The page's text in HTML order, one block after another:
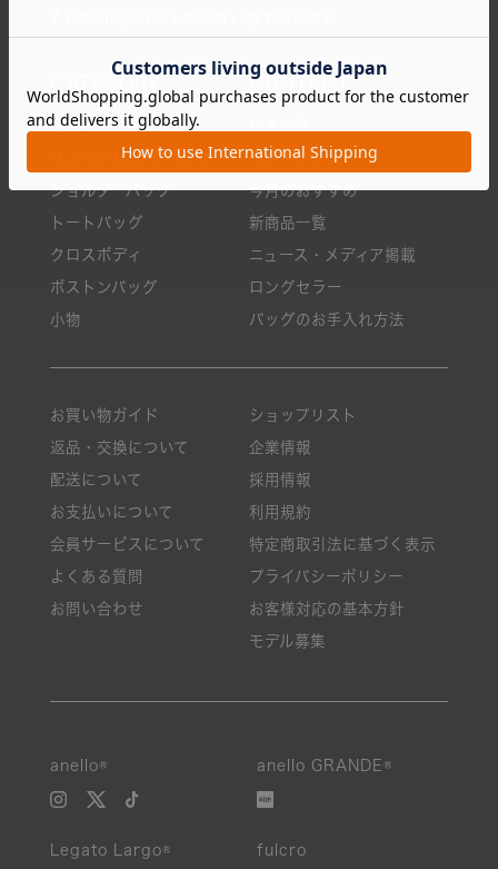
全てのアイテム
リュック/バックパック
ショルダーバッグ
トートバッグ
クロスボディ
ボストンバッグ
小物
ランキング
今月のおすすめ
新商品一覧
ニュース・メディア掲載
ロングセラー
バッグのお手入れ方法
お買い物ガイド
返品・交換について
配送について
お支払いについて
会員サービスについて
よくある質問
お問い合わせ
ショップリスト
企業情報
採用情報
利用規約
特定商取引法に基づく表示
プライバシーポリシー
お客様対応の基本方針
モデル募集
anello® anello GRANDE®
Legato Largo® fulcro